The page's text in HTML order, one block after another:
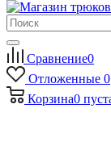
Сравнение0
Отложенные 0
Корзина0